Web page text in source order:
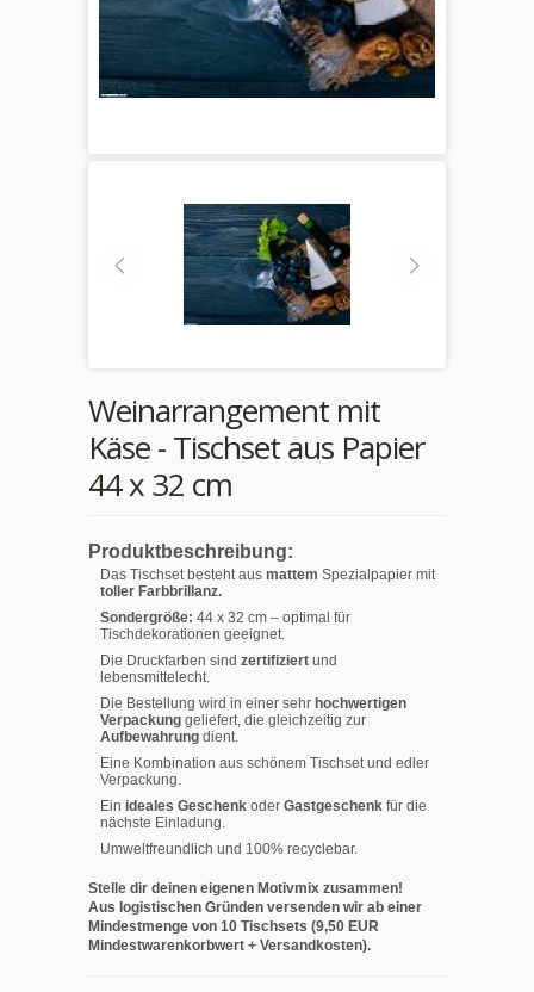
Weinarrangement mit
Käse - Tischset aus Papier
44 x 32 cm
Produktbeschreibung:
Das Tischset besteht aus mattem Spezialpapier mit
toller Farbbrillanz.
Sondergröße: 44 x 32 cm – optimal für
Tischdekorationen geeignet.
Die Druckfarben sind zertifiziert und
lebensmittelecht.
Die Bestellung wird in einer sehr hochwertigen
Verpackung geliefert, die gleichzeitig zur
Aufbewahrung dient.
Eine Kombination aus schönem Tischset und edler
Verpackung.
Ein ideales Geschenk oder Gastgeschenk für die
nächste Einladung.
Umweltfreundlich und 100% recyclebar.
Stelle dir deinen eigenen Motivmix zusammen!
Aus logistischen Gründen versenden wir ab einer
Mindestmenge von 10 Tischsets (9,50 EUR
Mindestwarenkorbwert + Versandkosten).